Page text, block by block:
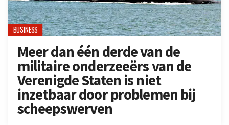
BUSINESS
Meer dan één derde van de
militaire onderzeeërs van de
Verenigde Staten is niet
inzetbaar door problemen bij
scheepswerven